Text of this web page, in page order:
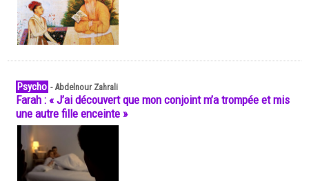
Psycho -Abdelnour Zahrali
Farah : « J’ai découvert que mon conjoint m’a trompée et mis
une autre fille enceinte »